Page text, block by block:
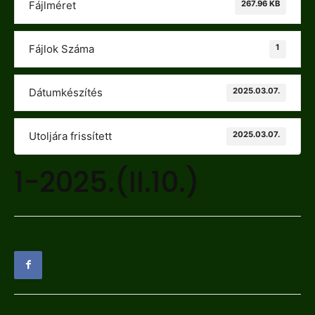
Fájlméret 267.96 KB
Fájlok Száma 1
Dátumkészítés 2025.03.07.
Utoljára frissített 2025.03.07.
1-2025.(II.10.)